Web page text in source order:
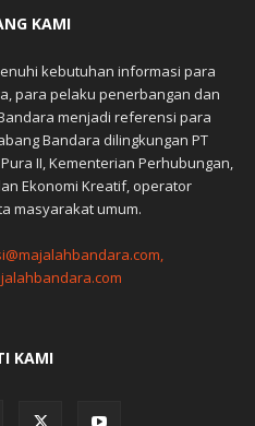
KAMI
kebutuhan informasi para
para pelaku penerbangan dan
menjadi referensi para
Bandara dilingkungan PT
II, Kementerian Perhubungan,
Ekonomi Kreatif, operator
masyarakat umum.
KAMI